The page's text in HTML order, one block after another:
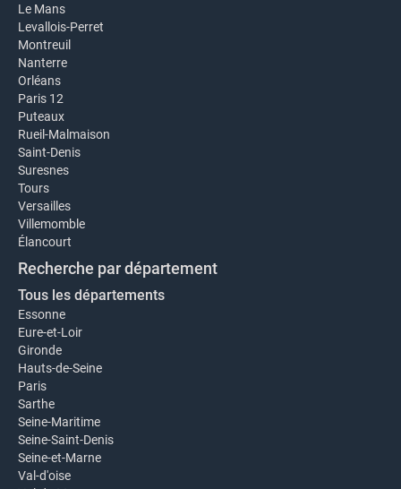
Le Mans
Levallois-Perret
Montreuil
Nanterre
Orléans
Paris 12
Puteaux
Rueil-Malmaison
Saint-Denis
Suresnes
Tours
Versailles
Villemomble
Élancourt
Recherche par département
Tous les départements
Essonne
Eure-et-Loir
Gironde
Hauts-de-Seine
Paris
Sarthe
Seine-Maritime
Seine-Saint-Denis
Seine-et-Marne
Val-d'oise